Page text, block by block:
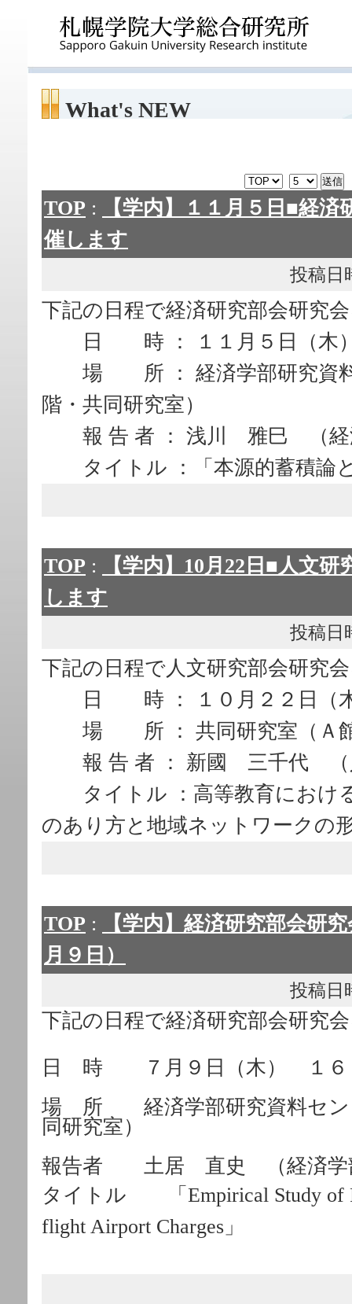
What's NEW
TOP :
【学内】１１月５日■経
催します
投稿日
下記の日程で経済研究部会研究
日 時 ： １１月５日（木）
場 所 ： 経済学部研究資料
階・共同研究室）
報 告 者 ： 浅川 雅巳 （経
タイトル ：「本源的蓄積論
TOP :
【学内】10月22日■人文
します
投稿日
下記の日程で人文研究部会研究
日 時 ： １０月２２日（木
場 所 ： 共同研究室（Ａ
報 告 者 ： 新國 三千代 （
タイトル ：高等教育におけ
のあり方と地域ネットワークの
TOP :
【学内】経済研究部会研
月９日）
投稿日
下記の日程で経済研究部会研究
日 時 ７月９日（木） １６
場 所 経済学部研究資料セン
同研究室）
報告者 土居 直史 （経済学
タイトル 「Empirical Study of
flight Airport Charges」